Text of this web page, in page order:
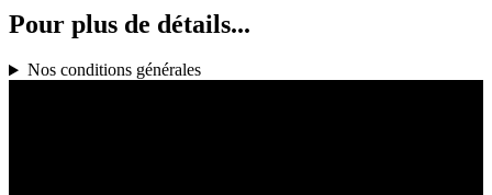
Pour plus de détails...
Nos conditions générales